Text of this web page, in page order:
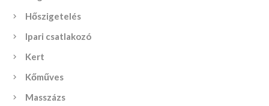
Hőszigetelés
Ipari csatlakozó
Kert
Kőműves
Masszázs